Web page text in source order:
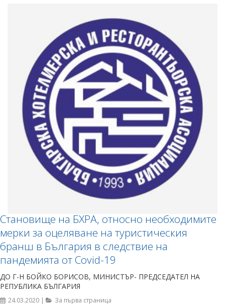
Становище на БХРА, относно необходимите
мерки за оцеляване на туристическия
бранш в България в следствие на
пандемията от Covid-19
ДО Г-Н БОЙКО БОРИСОВ, МИНИСТЪР- ПРЕДСЕДАТЕЛ НА
РЕПУБЛИКА БЪЛГАРИЯ
24.03.2020 |
За първа страница